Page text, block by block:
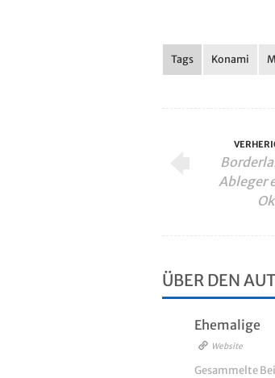
Tags Konami
Ableger
ÜBER DEN
Ehemalige
Website
Gesammelte